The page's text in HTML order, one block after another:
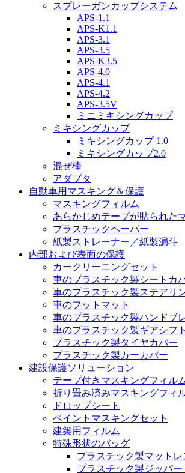
スプレーガンカップシステム
APS-1.1
APS-K1.1
APS-3.1
APS-3.5
APS-K3.5
APS-4.0
APS-4.1
APS-4.2
APS-3.5V
ミニミキシングカップ
ミキシングカップ
ミキシングカップ 1.0
ミキシングカップ2.0
混ぜ棒
アダプタ
自動車用マスキング＆保護
マスキングフィルム
あらかじめテープが貼られた
プラスチックペーパー
紙製ストレーナー／紙製漏斗
内部および表面の保護
カークリーニングセット
車のプラスチック製シートカ
車のプラスチック製ステアリ
車のフットマット
車のプラスチック製ハンドブ
車のプラスチック製ギアシフ
プラスチック製タイヤカバー
プラスチック製カーカバー
建設保護ソリューション
テープ付きマスキングフィル
折り畳み済みマスキングフィ
ドロップシート
ペイントマスキングセット
建築用フィルム
特殊形状のバッグ
プラスチック製マット
プラスチック製ジッパー